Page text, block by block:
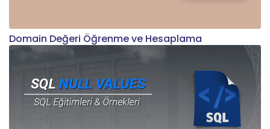
Domain Değeri Öğrenme ve Hesaplama